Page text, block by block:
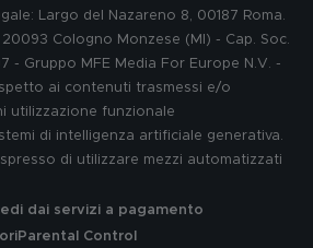
Largo del Nazareno 8, 00187 Roma.
Cologno Monzese (MI) - Cap. Soc.
- Gruppo MFE Media For Europe N.V. -
ai contenuti trasmessi e/o
utilizzazione funzionale
di intelligenza artificiale generativa.
di utilizzare mezzi automatizzati
dai servizi a pagamento
Parental Control